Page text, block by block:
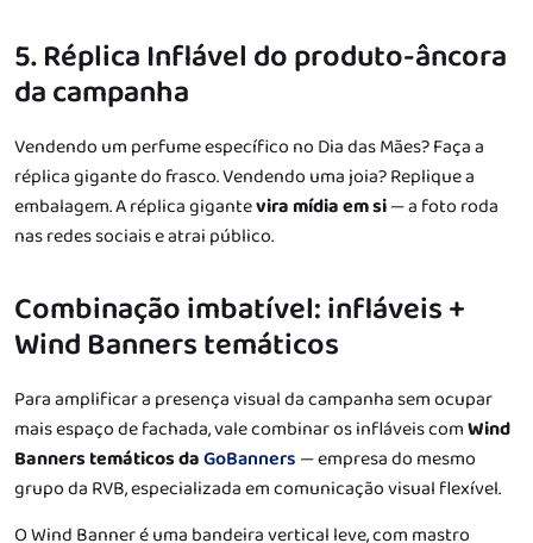
5. Réplica Inflável do produto-âncora
da campanha
Vendendo um perfume específico no Dia das Mães? Faça a
réplica gigante do frasco. Vendendo uma joia? Replique a
embalagem. A réplica gigantevira mídia em si— a foto roda
nas redes sociais e atrai público.
Combinação imbatível: infláveis +
Wind Banners temáticos
Para amplificar a presença visual da campanha sem ocupar
mais espaço de fachada, vale combinar os infláveis comWind
Banners temáticos daGoBanners — empresa do mesmo
grupo da RVB, especializada em comunicação visual flexível.
O Wind Banner é uma bandeira vertical leve, com mastro